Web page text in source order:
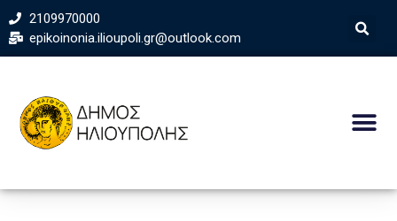
2109970000
epikoinonia.ilioupoli.gr@outlook.com